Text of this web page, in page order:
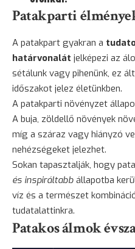
Patakparti
A patakpart gyakran a
határvonalát jelképezi az
sétálunk vagy pihenünk, ez
időszakot jelez életünkben.
A patakparti növényzet
A buja, zöldellő növények
míg a száraz vagy hiányzó
nehézségeket jelezhet.
Sokan tapasztalják, hogy
és inspiráltabb állapotba
víz és a természet
tudatalattinkra.
Patakos álmok